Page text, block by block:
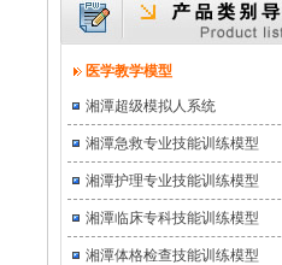
医学教学模型
湘潭超级模拟人系统
湘潭急救专业技能训练模型
湘潭护理专业技能训练模型
湘潭临床专科技能训练模型
湘潭体格检查技能训练模型